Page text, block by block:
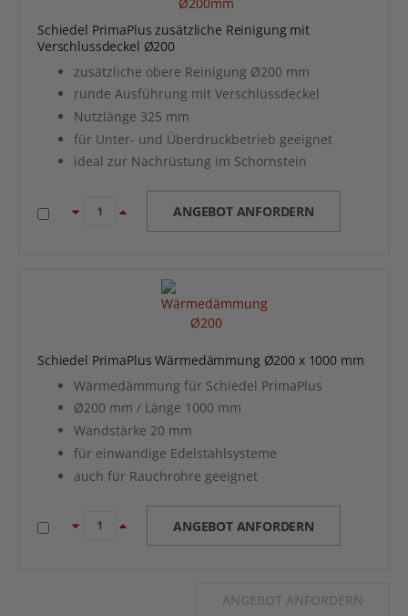
Schiedel PrimaPlus zusätzliche Reinigung mit
Verschlussdeckel Ø200
zusätzliche obere Reinigung Ø200 mm
runde Ausführung mit Verschlussdeckel
Nutzlänge 325 mm
für Unter- und Überdruckbetrieb geeignet
ideal zur Nachrüstung im Schornstein
ANGEBOT ANFORDERN
Schiedel PrimaPlus Wärmedämmung Ø200 x 1000 mm
Wärmedämmung für Schiedel PrimaPlus
Ø200 mm / Länge 1000 mm
Wandstärke 20 mm
für einwandige Edelstahlsysteme
auch für Rauchrohre geeignet
ANGEBOT ANFORDERN
ANGEBOT ANFORDERN